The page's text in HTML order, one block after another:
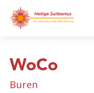
WoCo
Buren